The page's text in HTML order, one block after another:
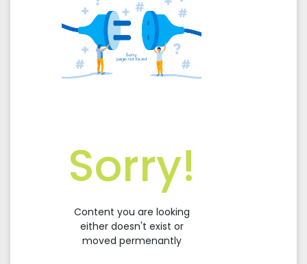
Sorry!
Content you are looking
either doesn't exist or
moved permenantly